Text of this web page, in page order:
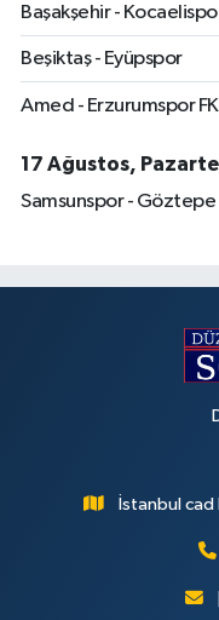
Başakşehir -
Beşiktaş - Eyüpspor
Amed - Erzurumspor FK
17 Ağustos,
Samsunspor - Göztepe
İstanbul cad